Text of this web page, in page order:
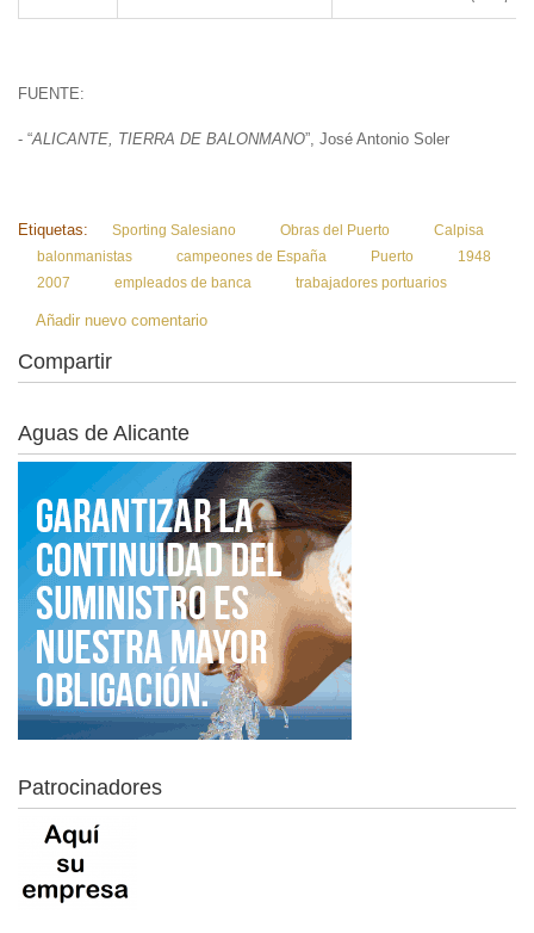
FUENTE:
- “ALICANTE, TIERRA DE BALONMANO”, José Antonio Soler
Etiquetas: Sporting Salesiano Obras del Puerto
Calpisa
balonmanistas
campeones de España Puerto
1948
2007
empleados de banca trabajadores portuarios
Añadir nuevo comentario
Compartir
Aguas de Alicante
Patrocinadores